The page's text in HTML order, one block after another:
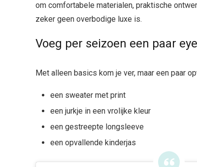
om comfortabele materialen, praktische
zeker geen overbodige luxe is.
Voeg per seizoen een paar
Met alleen basics kom je ver, maar een paar
een sweater met print
een jurkje in een vrolijke kleur
een gestreepte longsleeve
een opvallende kinderjas